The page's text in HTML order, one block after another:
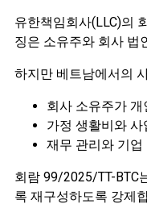
유한책임회사(LLC)의
징은 소유주와 회사 법
하지만 베트남에서의
회사 소유주가
가정 생활비와
재무 관리와 기
회람 99/2025/TT-BTC
록 재구성하도록 강제